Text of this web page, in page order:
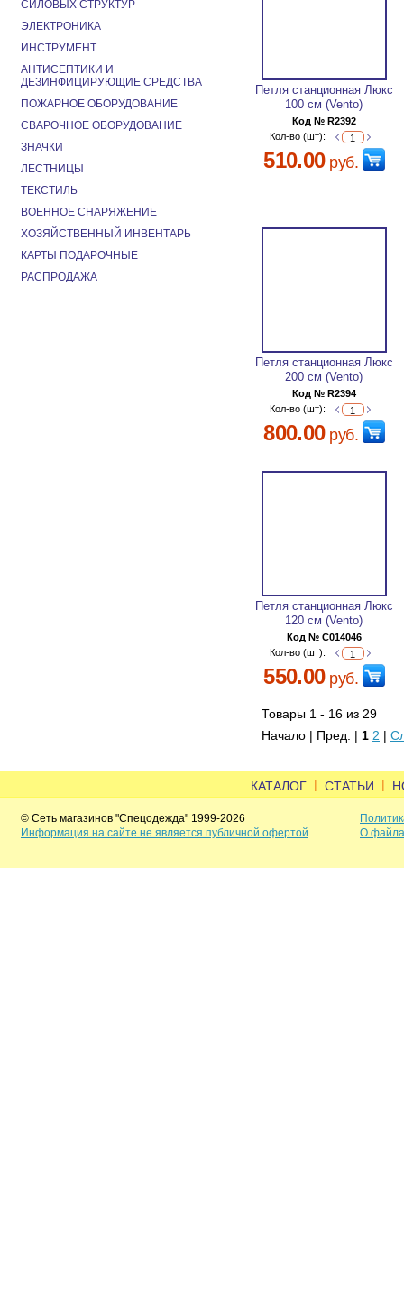
Петля станционная Люкс
100 см (Vento)
Код № R2392
Кол-во (шт):
510.00руб.
Петля станционная Люкс
200 см (Vento)
Код № R2394
Кол-во (шт):
800.00руб.
Петля станционная Люкс
120 см (Vento)
Код № C014046
Кол-во (шт):
550.00руб.
Товары 1 - 16 из 29
Начало | Пред. | 1 2 |
СИЛОВЫХ СТРУКТУР
ЭЛЕКТРОНИКА
ИНСТРУМЕНТ
АНТИСЕПТИКИ И
ДЕЗИНФИЦИРУЮЩИЕ СРЕДСТВА
ПОЖАРНОЕ ОБОРУДОВАНИЕ
СВАРОЧНОЕ ОБОРУДОВАНИЕ
ЗНАЧКИ
ЛЕСТНИЦЫ
ТЕКСТИЛЬ
ВОЕННОЕ СНАРЯЖЕНИЕ
ХОЗЯЙСТВЕННЫЙ ИНВЕНТАРЬ
КАРТЫ ПОДАРОЧНЫЕ
РАСПРОДАЖА
КАТАЛОГ | СТАТЬИ |
© Сеть магазинов "Спецодежда" 1999-2026
Информация на сайте не является публичной офертой
О